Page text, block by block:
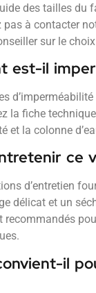
des tailles du
pas à contacter
sur le
est-il
la fiche
et la colonne
ce
d’entretien
délicat et un
recommandés
il